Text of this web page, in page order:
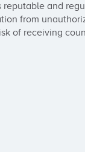
and
from
of receiving